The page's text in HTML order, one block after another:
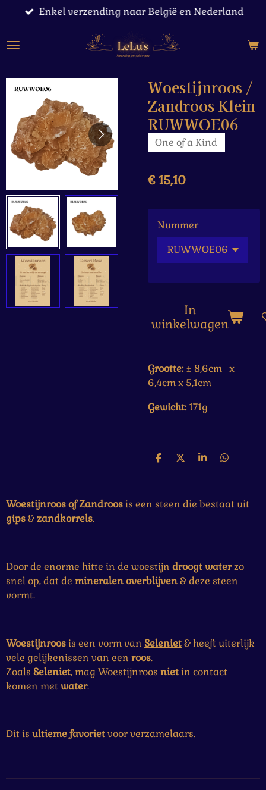
naar
Enkel verzending naar België en Nederland
Woestijnroos /
Zandroos Klein
RUWWOE06
One of a Kind
€ 15,10
Nummer
In
winkelwagen
Grootte: ± 8,6cm x
6,4cm x 5,1cm
Gewicht:171g
D
n
D
S
e
D
n
Woestijnroos of Zandroosis een steen die bestaat uit
gips&zandkorrels.
Door de enorme hitte in de woestijn droogtwaterzo
snel op, dat de mineralenoverblijven& deze steen
vormt.
Woestijnroosis een vorm van Seleniet& heeft uiterlijk
vele gelijkenissen van een roos.
Zoals Seleniet, mag Woestijnroos nietin contact
komen met water.
Dit is ultiemefavorietvoor verzamelaars.